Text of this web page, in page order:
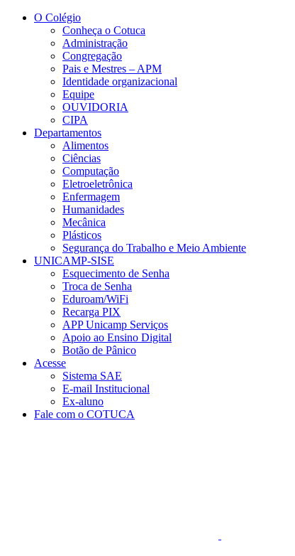
Conteúdo principal
O Colégio
Conheça o Cotuca
Administração
Congregação
Pais e Mestres – APM
Identidade organizacional
Equipe
OUVIDORIA
CIPA
Departamentos
Alimentos
Ciências
Computação
Eletroeletrônica
Enfermagem
Humanidades
Mecânica
Plásticos
Segurança do Trabalho e Meio Ambiente
UNICAMP-SISE
Esquecimento de Senha
Troca de Senha
Eduroam/WiFi
Recarga PIX
APP Unicamp Serviços
Apoio ao Ensino Digital
Botão de Pânico
Acesse
Sistema SAE
E-mail Institucional
Ex-aluno
Fale com o COTUCA